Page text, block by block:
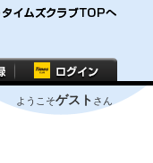
ようこそゲスト さん